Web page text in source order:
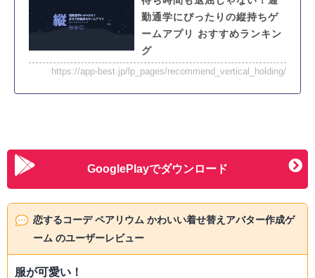
勤通学にぴったりの縦持ちゲ
ームアプリ おすすめランキン
グ
https://app-best.jp/lp_pages/recommend_vertical_holding/
GooglePlayでダウンロード
恋するコーデ ペアリウム かわいい着せ替えアバター作成ゲ
ーム のユーザーレビュー
服が可愛い！